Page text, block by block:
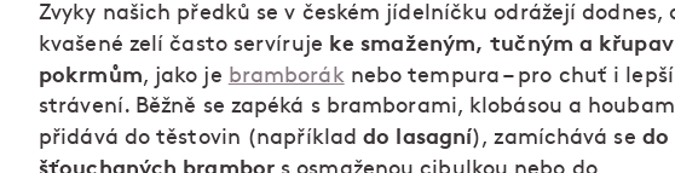
Zvyky našich předků se v českém jídelníčku odrážejí dodnes,
kvašené zelí často servíruje ke smaženým, tučným a
pokrmům, jako je bramborák nebo tempura – pro chuť i lepší
strávení. Běžně se zapéká s bramborami, klobásou a
přidává do těstovin (napříkladdo lasagní), zamíchává se do